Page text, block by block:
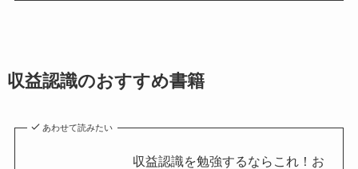
収益認識のおすすめ書籍
あわせて読みたい
収益認識を勉強するならこれ！お